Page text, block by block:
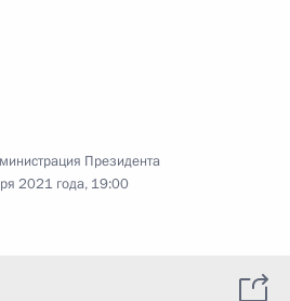
Президента
2021 года, 19:00